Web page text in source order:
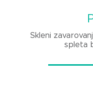
Skleni
spleta